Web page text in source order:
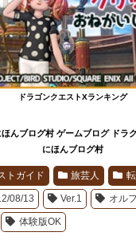
ドラゴンクエストXランキング
にほんブログ村
トガイド 旅芸人
08/13 Ver.1 オル
体験版OK